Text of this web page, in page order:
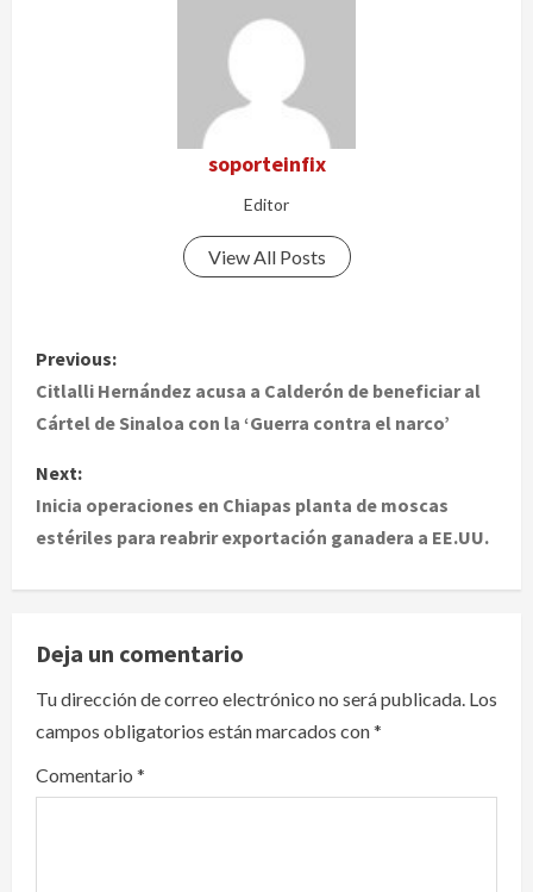
soporteinfix
Editor
View All Posts
P
o
t
n
a
v
i
g
a
Previous:
Citlalli Hernández acusa a Calderón de beneficiar al
Cártel de Sinaloa con la ‘Guerra contra el narco’
Next:
Inicia operaciones en Chiapas planta de moscas
estériles para reabrir exportación ganadera a EE.UU.
Deja un comentario
Tu dirección de correo electrónico no será publicada. Los
campos obligatorios están marcados con*
Comentario *